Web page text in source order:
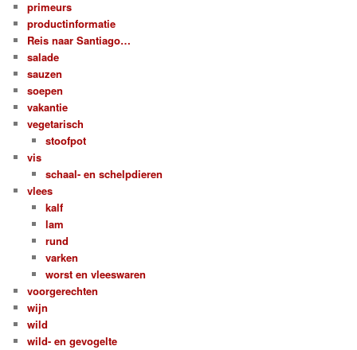
primeurs
productinformatie
Reis naar Santiago…
salade
sauzen
soepen
vakantie
vegetarisch
stoofpot
vis
schaal- en schelpdieren
vlees
kalf
lam
rund
varken
worst en vleeswaren
voorgerechten
wijn
wild
wild- en gevogelte